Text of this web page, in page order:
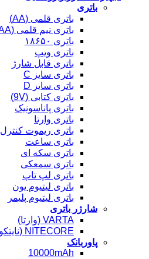
باتری
باتری قلمی (AA)
باتری نیم قلمی (AAA)
باتری ۱۸۶۵۰
باتری ویپ
باتری قابل شارژ
باتری سایز C
باتری سایز D
باتری کتابی (9V)
باتری پاناسونیک
باتری وارتا
باتری ریموت کنترل
باتری ساعت
باتری سکه ای
باتری سمعکی
باتری لپ تاپ
باتری لیتیوم یون
باتری لیتیوم پلیمر
شارژر باتری
VARTA (وارتا)
NITECORE (نایتکور)
پاوربانک
10000mAh